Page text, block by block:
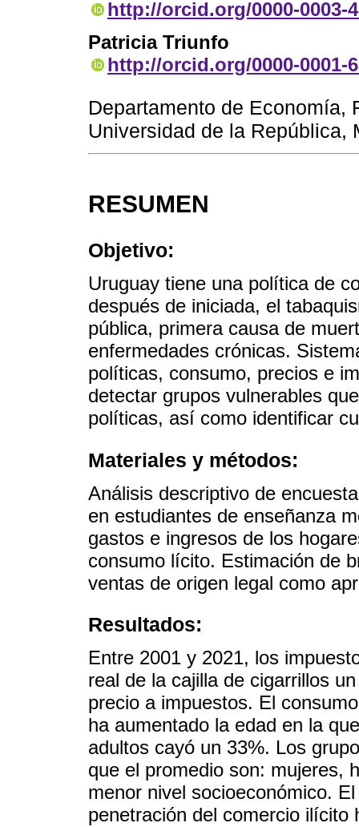
http://orcid.org/0000-0003-
Patricia Triunfo
http://orcid.org/0000-0001-
Departamento de Economía,
Universidad de la República,
RESUMEN
Objetivo:
Uruguay tiene una política de
después de iniciada, el
pública, primera causa de
enfermedades crónicas.
políticas, consumo, precios e
detectar grupos vulnerables
políticas, así como identificar
Materiales y métodos:
Análisis descriptivo de
en estudiantes de enseñanza
gastos e ingresos de los
consumo lícito. Estimación de
ventas de origen legal como
Resultados:
Entre 2001 y 2021, los
real de la cajilla de cigarrillos
precio a impuestos. El
ha aumentado la edad en la
adultos cayó un 33%. Los
que el promedio son: mujeres,
menor nivel socioeconómico.
penetración del comercio ilícito